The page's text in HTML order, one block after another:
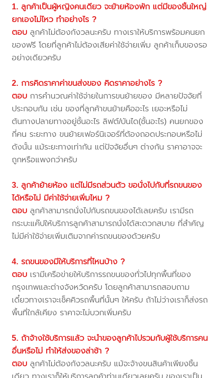
1. ลูกค้าเป็นผู้หญิงคนเดียว จะย้ายห้องพัก แต่มีของชิ้นใหญ่
ยกเองไม่ไหว ทำอย่างไร ?
ตอบ ลูกค้าไม่ต้องกังวลนะครับ ทางเราให้บริการพร้อมคนยก
ของฟรี โดยที่ลูกค้าไม่ต้องเสียค่าใช้จ่ายเพิ่ม ลูกค้าเก็บของรอ
อย่างเดียวครับ
2. การคิดราคาค่าขนส่งของ คิดราคาอย่างไร ?
ตอบ การคำนวณค่าใช้จ่ายในการขนย้ายของ มีหลายปัจจัยที่
ประกอบกัน เช่น ของที่ลูกค้าขนย้ายคืออะไร เยอะหรือไม่
ต้นทางปลายทางอยู่ชั้นอะไร ลิฟต์/บันได(ชั้นอะไร) คนยกของ
กี่คน ระยะทาง ขนย้ายเฟอร์นิเจอร์ที่ต้องถอดประกอบหรือไม่
ดังนั้น แม้ระยะทางเท่ากัน แต่ปัจจัยอื่นๆ ต่างกัน ราคาอาจจะ
ถูกหรือแพงกว่าครับ
3. ลูกค้าย้ายห้อง แต่ไม่มีรถส่วนตัว ขอนั่งไปกับที่รถขนของ
ได้หรือไม่ มีค่าใช้จ่ายเพิ่มไหม ?
ตอบ ลูกค้าสามารถนั่งไปกับรถขนของได้เลยครับ เรามีรถ
กระบะแค๊ปให้บริการลูกค้าสามารถนั่งได้สะดวกสบาย ที่สำคัญ
ไม่มีค่าใช้จ่ายเพิ่มเติมจากค่ารถขนของด้วยครับ
4. รถขนของมีให้บริการที่ไหนบ้าง ?
ตอบ เรามีเครือข่ายให้บริการรถขนของทั่วไปทุกพื้นที่ของ
กรุงเทพและต่างจังหวัดครับ โดยลูกค้าสามารถสอบถาม
เดี๋ยวทางเราจะเช็คคิวรถพื้นที่นั้นๆ ให้ครับ ถ้าไม่ว่างเราก็ส่งรถ
พื้นที่ใกล้เคียง ราคาจะไม่บวกเพิ่มครับ
5. ถ้าจ้างใช้บริการแล้ว จะนำของลูกค้าไปรวมกับผู้ใช้บริการคน
อื่นหรือไม่ ทำให้ส่งของล่าช้า ?
ตอบ ลูกค้าไม่ต้องกังวลนะครับ แม้จะจ้างขนสินค้าเพียงชิ้น